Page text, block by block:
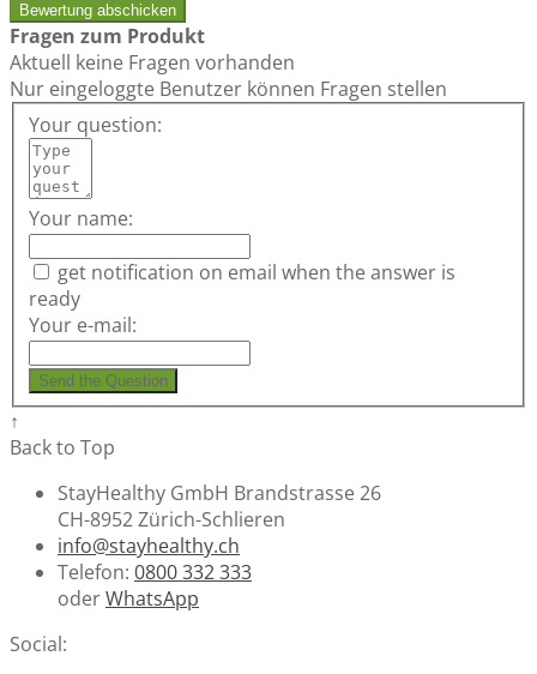
Bewertung abschicken
Fragen zum Produkt
Aktuell keine Fragen vorhanden
Nur eingeloggte Benutzer können Fragen stellen
Your question:
Your name:
get notification on email when the answer is
ready
Your e-mail:
Send the Question
↑
Back to Top
StayHealthy GmbH Brandstrasse 26
CH-8952 Zürich-Schlieren
info@stayhealthy.ch
Telefon: 0800 332 333
oderWhatsApp
Social: